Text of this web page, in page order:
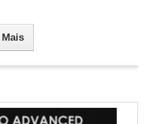
Mais